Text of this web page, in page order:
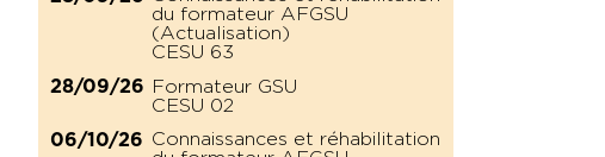
du formateur AFGSU
(Actualisation)
CESU 63
28/09/26
Formateur GSU
CESU 02
06/10/26 Connaissances et réhabilitation